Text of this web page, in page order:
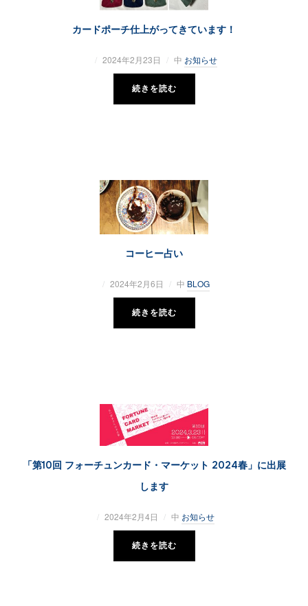
カードポーチ仕上がってきています！
2024年2月23日 中 お知らせ
続きを読む
コーヒー占い
2024年2月6日 中 BLOG
続きを読む
「第10回 フォーチュンカード・マーケット 2024春」に出展
します
2024年2月4日 中 お知らせ
続きを読む